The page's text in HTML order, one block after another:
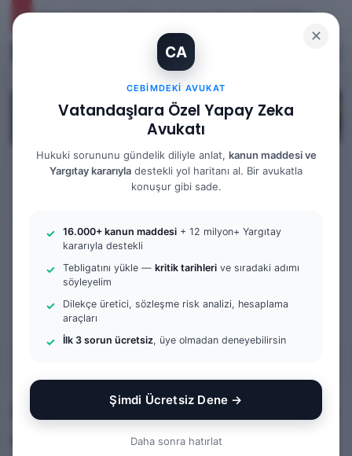
✕
CA
CEBIMDEKI AVUKAT
Vatandaşlara Özel Yapay Zeka
Avukatı
Hukuki sorununu gündelik diliyle anlat, kanun maddesi ve
Yargıtay kararıyla destekli yol haritanı al. Bir avukatla
konuşur gibi sade.
16.000+ kanun maddesi + 12 milyon+ Yargıtay
kararıyla destekli
Tebligatını yükle — kritik tarihleri ve sıradaki adımı
söyleyelim
Dilekçe üretici, sözleşme risk analizi, hesaplama
araçları
İlk 3 sorun ücretsiz, üye olmadan deneyebilirsin
Şimdi Ücretsiz Dene →
Daha sonra hatırlat
İhtiyaç Nedeniyle Tahliye: 9. Hukuk Dairesi 2025/7083 K.
Bilgi Bankası/ İş Hukuku
İşten Çıkarıldım Ne
Yapmalıyım
63 7 dakika okuma süresi
İşten Çıkarıldım: İlk Yapılması
Gerekenler